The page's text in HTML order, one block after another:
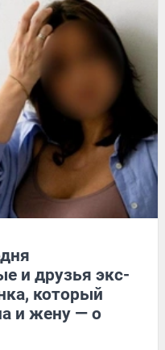
и друзья экс-
который
и жену — о